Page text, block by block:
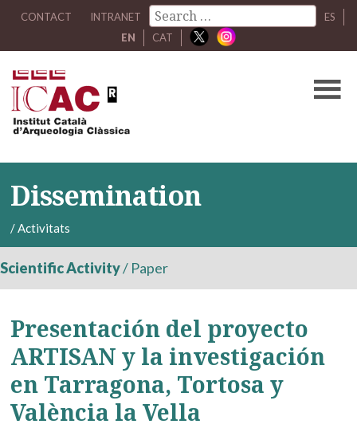
CONTACT INTRANET
ES
EN
CAT
Dissemination
/Activitats
Scientific Activity/ Paper
Presentación del proyecto
ARTISAN y la investigación
en Tarragona, Tortosa y
València la Vella